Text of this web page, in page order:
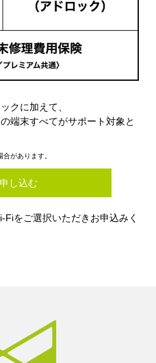
クに加えて、
端末すべてがサポート対象と
があります。
し込む
をご選択いただきお申込みく